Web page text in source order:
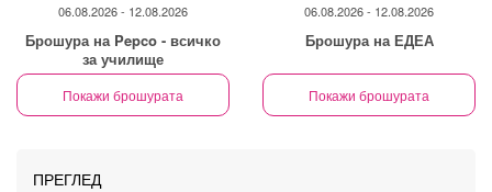
06.08.2026 - 12.08.2026
Брошура на Pepco - всичко
за училище
Покажи брошурата
06.08.2026 - 12.08.2026
Брошура на ЕДЕА
Покажи брошурата
ПРЕГЛЕД